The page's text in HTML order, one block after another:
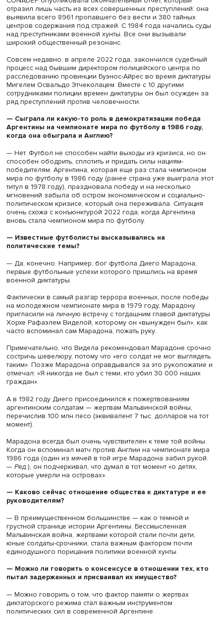
Рауль Альфонсин, фото: lanacion.com.ar
Представляя эти меры, сразу через несколько дней
вступления в должность Альфонсин отметил: «Прошлое
мрачно отягощает наше будущее: крайне аномальные
нарушения прав, затрагивающих суть человеческого
достоинства, вызванные терроризмом и подавлением
— Занимала ли церковь особую позицию?
— Католическая церковь заняла место посредника
гражданским обществом и военной хунтой, продвигая
концепт примирения. Его задача заключалась в
переговорам с целью «преодоления последствий
подрывной деятельностью, выступающей фактором
разногласий».
Термин «примирение» в 1980-х годах представлялся в
качестве желательной цели для широкого круга
игроков, и его содержание было столь же
как и содержание терминов «справедливость» и
также условия этого примирения.
Фактически иерархи самой католической церкви,
активными сторонниками диктаторского режима с 1976
после его падения заявили, что примирение может
только в том случае, если будет правда, покаяние и
Таким образом, во время демократического перехода
католическая церковь начала активно
прежних военных союзников.
— Все ли виновные в похищениях людей, пытках и
присвоении имущества задержанных понесли
— Конечно, не все виновные были наказаны. Первой
в этом направлении начала Национальная комиссия по
исчезновению людей, ставшая консультативным
созданным президентом Раулем Альфонсином 15
совершенных во время военной диктатуры. Комиссия
проездила по всей стране в поисках свидетельств
преступлений, а также исследуя все места,
в качестве центров содержания под стражей.